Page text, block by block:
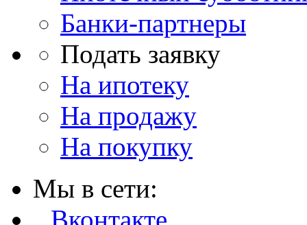
Банки-партнеры
Подать заявку
На ипотеку
На продажу
На покупку
Мы в сети: